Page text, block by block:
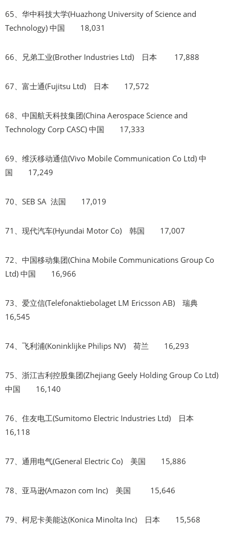
65、华中科技大学(Huazhong University of Science and
Technology) 中国 18,031
66、兄弟工业(Brother Industries Ltd) 日本 17,888
67、富士通(Fujitsu Ltd) 日本 17,572
68、中国航天科技集团(China Aerospace Science and
Technology Corp CASC) 中国 17,333
69、维沃移动通信(Vivo Mobile Communication Co Ltd) 中
国 17,249
70、SEB SA 法国 17,019
71、现代汽车(Hyundai Motor Co) 韩国 17,007
72、中国移动集团(China Mobile Communications Group Co
Ltd) 中国 16,966
73、爱立信(Telefonaktiebolaget LM Ericsson AB) 瑞典
16,545
74、飞利浦(Koninklijke Philips NV) 荷兰 16,293
75、浙江吉利控股集团(Zhejiang Geely Holding Group Co Ltd)
中国 16,140
76、住友电工(Sumitomo Electric Industries Ltd) 日本
16,118
77、通用电气(General Electric Co) 美国 15,886
78、亚马逊(Amazon com Inc) 美国 15,646
79、柯尼卡美能达(Konica Minolta Inc) 日本 15,568